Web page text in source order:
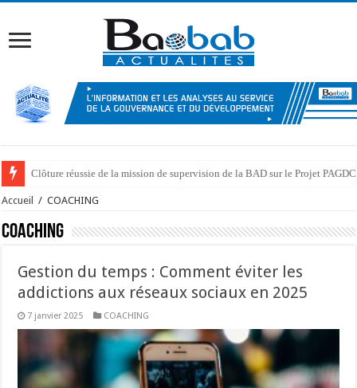
Kongo Central : Indemnisation de 39 personnes affectées par
Accueil / COACHING
COACHING
Gestion du temps : Comment éviter les
addictions aux réseaux sociaux en 2025
7 janvier 2025 COACHING